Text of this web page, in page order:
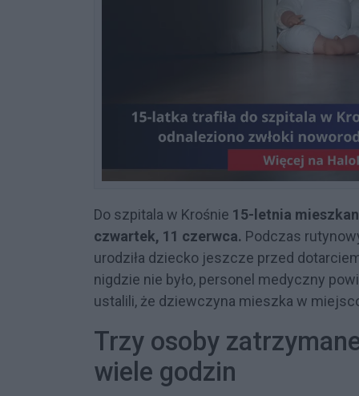
Do szpitala w Krośnie 15-letnia
czwartek, 11 czerwca. Podczas
urodziła dziecko jeszcze przed
nigdzie nie było, personel medyczny
ustalili, że dziewczyna mieszka w
Trzy osoby
wiele godzin